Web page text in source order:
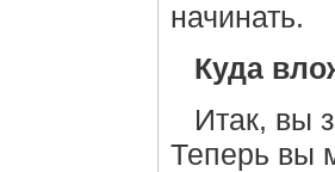
начинать.
Куда
Итак, вы
Теперь вы